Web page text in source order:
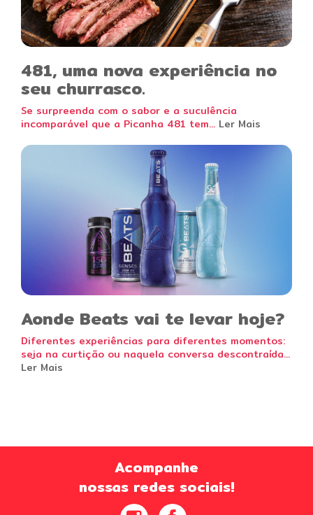
481, uma nova experiência no
seu churrasco.
Se surpreenda com o sabor e a suculência
incomparável que a Picanha 481 tem... Ler Mais
Aonde Beats vai te levar hoje?
Diferentes experiências para diferentes momentos:
seja na curtição ou naquela conversa descontraída...
Ler Mais
Acompanhe
nossas redes sociais!